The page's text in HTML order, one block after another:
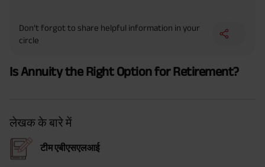
Don’t forgot to share helpful information in your
circle
Is Annuity the Right Option for Retirement?
लेखक के बारे में
टीम एबीएसएलआई